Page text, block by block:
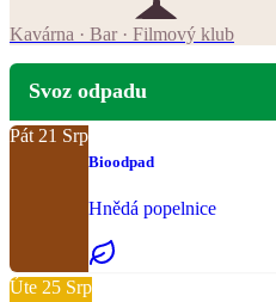
Kavárna · Bar · Filmový klub
Svoz odpadu
Pát 21 Srp
Bioodpad
Hnědá popelnice
Úte 25 Srp